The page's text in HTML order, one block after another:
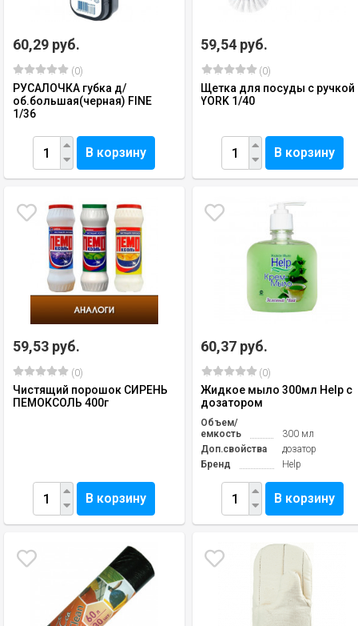
60,29 руб.
(0)
РУСАЛОЧКА губка д/
об.большая(черная) FINE
1/36
В корзину
59,54 руб.
(0)
Щетка для посуды с ручкой
YORK 1/40
В корзину
59,53 руб.
(0)
Чистящий порошок СИРЕНЬ
ПЕМОКСОЛЬ 400г
В корзину
60,37 руб.
(0)
Жидкое мыло 300мл Help с
дозатором
Объем/
емкость
300 мл
Доп.свойства
дозатор
Бренд
Help
В корзину